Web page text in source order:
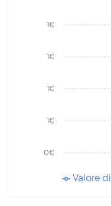
0€
1€
1€
1€
1€
Valore